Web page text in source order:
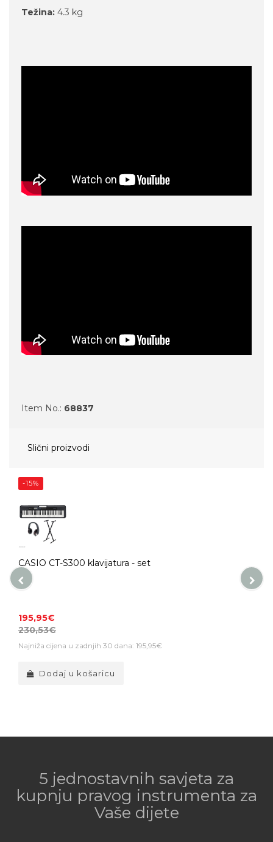
Težina: 4.3 kg
Item No.: 68837
Slični proizvodi
-15%
CASIO CT-S300 klavijatura - set
195,95€
230,53€
Najniža cijena u zadnjih 30 dana: 195,95€
Dodaj u košaricu
5 jednostavnih savjeta za
kupnju pravog instrumenta za
Vaše dijete